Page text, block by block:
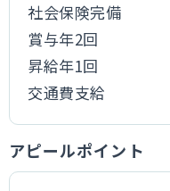
社会保険完備
賞与年2回
昇給年1回
交通費支給
アピールポイント